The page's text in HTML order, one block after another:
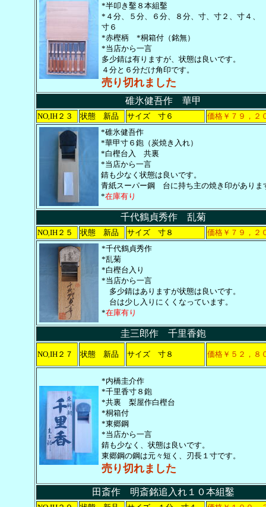
*半叩き鑿８本組鑿
*４分、５分、６分、８分、寸、寸２、寸４、
寸６
*赤樫柄 *桐箱付（銘無）
*当店から一言
多少錆は有りますが、状態は良いです。
４分と６分だけ角印です。
売り切れました
碓氷健吾作 華甲
NO, IH２３ 状態 新品 サイズ 寸６
価格￥７９，２
*碓氷健吾作
*華甲寸６鉋（炭焼き入れ）
*白樫台入 共裏
*当店から一言
錆も少なく状態は良いです。
青紙スーパー鋼 台に持ち主の焼き印がありま
*在庫有り
千代鶴貞秀作 乱菊
NO, IH２５ 状態 新品 サイズ 寸８
価格￥７９，２
*千代鶴貞秀作
*乱菊
*白樫台入り
*当店から一言
多少錆はありますが状態は良いです。
台は少し入りにくくなっています。
*在庫有り
圭三郎作 千里香鉋
NO, IH２７ 状態 新品 サイズ 寸８ 価格￥５２，８
*内橋圭介作
*千里香寸８鉋
*共裏 梨屋作白樫台
*桐箱付
*東郷鋼
*当店から一言
錆も少なく、状態は良いです。
東郷鋼の鋼は元々短く、刃長１寸です。
売り切れました
田斎作 明斎銘追入れ１０本組鑿